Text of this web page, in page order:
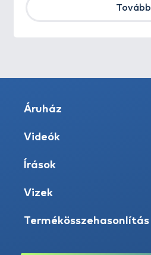
Tovább
Áruház
Videók
Írások
Vizek
Termékösszehasonlítás